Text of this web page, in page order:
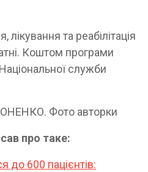
лікування та реабілітація
Коштом програми
служби
Фото авторки
про таке:
до 600 пацієнтів: